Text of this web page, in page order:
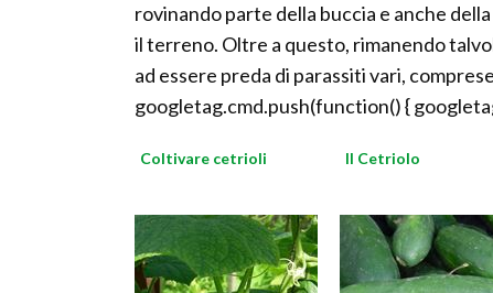
rovinando parte della buccia e anche
il terreno. Oltre a questo, rimanendo
ad essere preda di parassiti vari,
googletag.cmd.push(function() {
Coltivare cetrioli Il Cetriolo